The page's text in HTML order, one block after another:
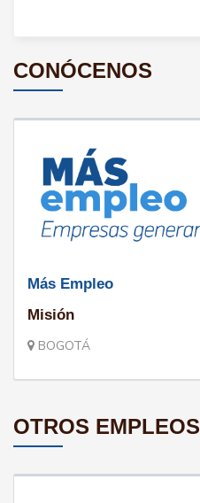
CONÓCENOS
Más Empleo
Misión
BOGOTÁ
OTROS EMPLEOS